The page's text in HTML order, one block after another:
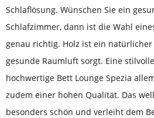
Schlaflösung. Wünschen Sie ein
Schlafzimmer, dann ist die Wahl
genau richtig. Holz ist ein
gesunde Raumluft sorgt. Eine
hochwertige Bett Lounge Spezia
zudem einer hohen Qualität. Das
besonders schön und verleiht dem